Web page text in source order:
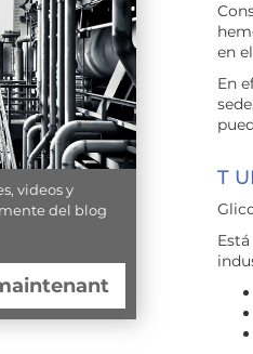
en
En
T
videos y
del blog